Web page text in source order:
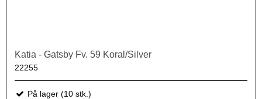
Katia - Gatsby Fv. 59 Koral/Silver
22255
På lager (10 stk.)